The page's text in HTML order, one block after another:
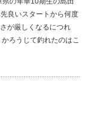
良いスタートから何度
が厳しくなるにつれ
ろうじて釣れたのはこ